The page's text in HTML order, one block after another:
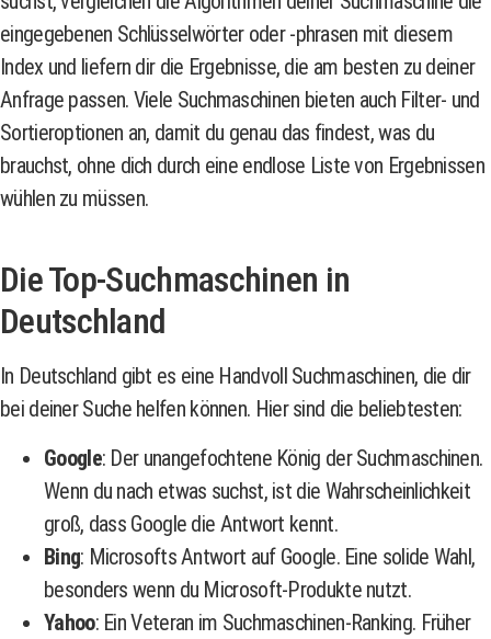
eingegebenen Schlüsselwörter oder -phrasen mit diesem
Index und liefern dir die Ergebnisse, die am besten zu deiner
Anfrage passen. Viele Suchmaschinen bieten auch Filter- und
Sortieroptionen an, damit du genau das findest, was du
brauchst, ohne dich durch eine endlose Liste von Ergebnissen
wühlen zu müssen.
Die Top-Suchmaschinen in
Deutschland
In Deutschland gibt es eine Handvoll Suchmaschinen, die dir
bei deiner Suche helfen können. Hier sind die beliebtesten:
Google: Der unangefochtene König der Suchmaschinen.
Wenn du nach etwas suchst, ist die Wahrscheinlichkeit
groß, dass Google die Antwort kennt.
Bing: Microsofts Antwort auf Google. Eine solide Wahl,
besonders wenn du Microsoft-Produkte nutzt.
Yahoo: Ein Veteran im Suchmaschinen-Ranking. Früher